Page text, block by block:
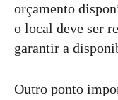
orçamento
o local deve ser
garantir a
Outro ponto